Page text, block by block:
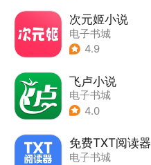
次元姬小说
电子书城
4.9
飞卢小说
电子书城
4.0
免费TXT阅读器
电子书城